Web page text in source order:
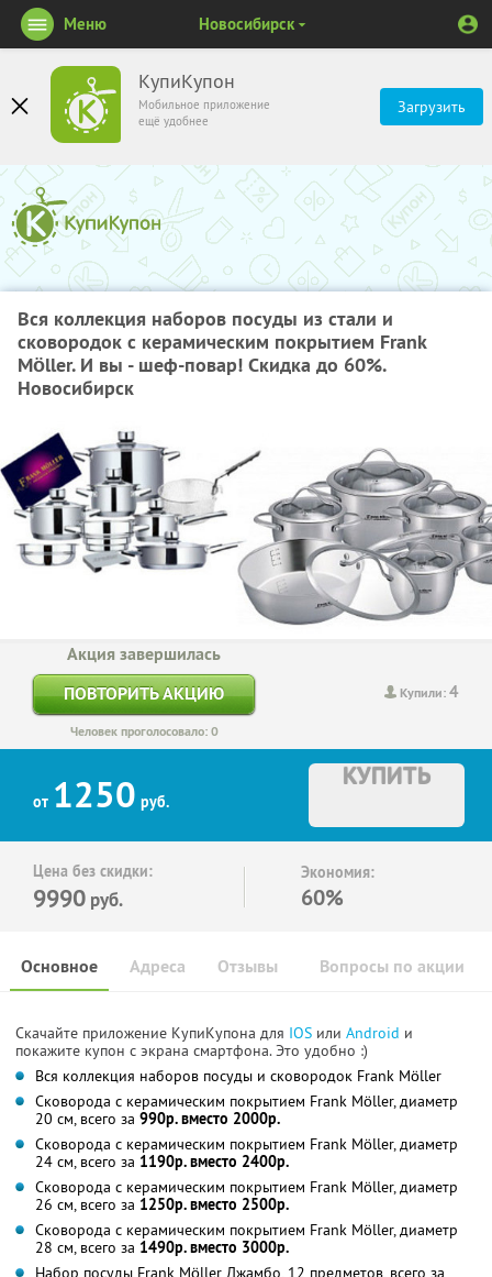
КупиКупон
Мобильное приложение
ещё удобнее
Загрузить
Меню Новосибирск
Вся коллекция наборов посуды из стали и
сковородок с керамическим покрытием Frank
Möller. И вы - шеф-повар! Скидка до 60%.
Новосибирск
Купили:4
Акция завершилась
ПОВТОРИТЬ АКЦИЮ
Человек проголосовало: 0
от 1250 руб.
КУПИТЬ
Цена без скидки:
9990 руб.
Экономия:
60%
Основное Отзывы Вопросы по акции
Адреса
Скачайте приложение КупиКупона для IOS или Android и
покажите купон с экрана смартфона. Это удобно :)
Вся коллекция наборов посуды и сковородок Frank Möller
Сковорода с керамическим покрытием Frank Möller, диаметр
20 см, всего за 990р. вместо 2000р.
Сковорода с керамическим покрытием Frank Möller, диаметр
24 см, всего за 1190р. вместо 2400р.
Сковорода с керамическим покрытием Frank Möller, диаметр
26 см, всего за 1250р. вместо 2500р.
Сковорода с керамическим покрытием Frank Möller, диаметр
28 см, всего за 1490р. вместо 3000р.
Набор посуды Frank Möller Джамбо, 12 предметов, всего за